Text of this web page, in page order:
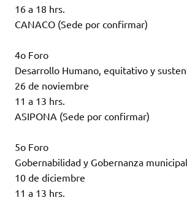
16 a 18 hrs.
CANACO (Sede por confirmar)
4o Foro
Desarrollo Humano, equitativo y
26 de noviembre
11 a 13 hrs.
ASIPONA (Sede por confirmar)
5o Foro
Gobernabilidad y Gobernanza municipal
10 de diciembre
11 a 13 hrs.